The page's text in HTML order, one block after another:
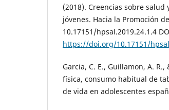
(2018). Creencias sobre
jóvenes. Hacia la Promoción
10.17151/hpsal.2019.24.1.4
https://doi.org/10.17151/
Garcia, C. E., Guillamon, A.
física, consumo habitual de
de vida en adolescentes